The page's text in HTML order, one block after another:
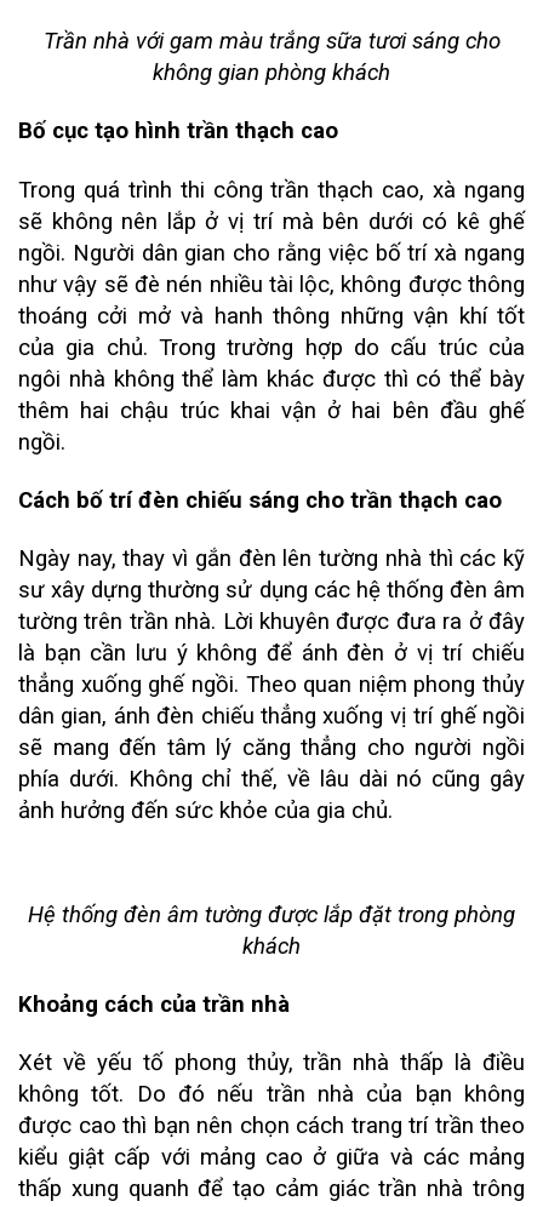
Trần nhà với gam màu trắng sữa tươi sáng cho
không gian phòng khách
Bố cục tạo hình trần thạch cao
Trong quá trình thi công trần thạch cao, xà ngang
sẽ không nên lắp ở vị trí mà bên dưới có kê ghế
ngồi. Người dân gian cho rằng việc bố trí xà ngang
như vậy sẽ đè nén nhiều tài lộc, không được thông
thoáng cởi mở và hanh thông những vận khí tốt
của gia chủ. Trong trường hợp do cấu trúc của
ngôi nhà không thể làm khác được thì có thể bày
thêm hai chậu trúc khai vận ở hai bên đầu ghế
ngồi.
Cách bố trí đèn chiếu sáng cho trần thạch cao
Ngày nay, thay vì gắn đèn lên tường nhà thì các kỹ
sư xây dựng thường sử dụng các hệ thống đèn âm
tường trên trần nhà. Lời khuyên được đưa ra ở đây
là bạn cần lưu ý không để ánh đèn ở vị trí chiếu
thẳng xuống ghế ngồi. Theo quan niệm phong thủy
dân gian, ánh đèn chiếu thẳng xuống vị trí ghế ngồi
sẽ mang đến tâm lý căng thẳng cho người ngồi
phía dưới. Không chỉ thế, về lâu dài nó cũng gây
ảnh hưởng đến sức khỏe của gia chủ.
Hệ thống đèn âm tường được lắp đặt trong phòng
khách
Khoảng cách của trần nhà
Xét về yếu tố phong thủy, trần nhà thấp là điều
không tốt. Do đó nếu trần nhà của bạn không
được cao thì bạn nên chọn cách trang trí trần theo
kiểu giật cấp với mảng cao ở giữa và các mảng
thấp xung quanh để tạo cảm giác trần nhà trông